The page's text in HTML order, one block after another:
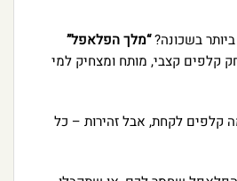
בשכונה?“מלך הפלאפל”
קלפים קצבי, מותח ומצחיק למי
קלפים לקחת, אבל זהירות – כל